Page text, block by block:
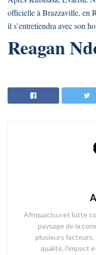
officielle à Brazzaville, en
il s’entretiendra avec son
Reagan
Afriquactu.net lutte
paysage de la
plusieurs
qualité, l'impact